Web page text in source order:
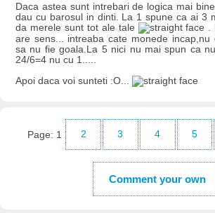
Daca astea sunt intrebari de logica mai
dau cu barosul in dinti. La 1 spune ca ai 3
da merele sunt tot ale tale
.
are sens... intreaba cate monede incap,nu
sa nu fie goala.La 5 nici nu mai spun ca nu
24/6=4 nu cu 1.....
Apoi daca voi sunteti :O...
Page: 1 2 3 4 5
Comment your own